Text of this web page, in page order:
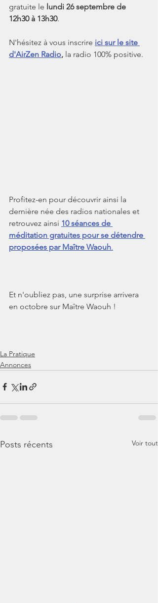
gratuite le lundi 26 septembre de
12h30 à 13h30.
N'hésitez à vous inscrire ici sur le site
d'AirZen Radio, la radio 100% positive.
Profitez-en pour découvrir ainsi la
dernière née des radios nationales et
retrouvez ainsi 10 séances de
méditation gratuites pour se détendre
proposées par Maître Waouh.
Et n'oubliez pas, une surprise arrivera
en octobre sur Maître Waouh !
La Pratique
Annonces
Posts récents Voir tout